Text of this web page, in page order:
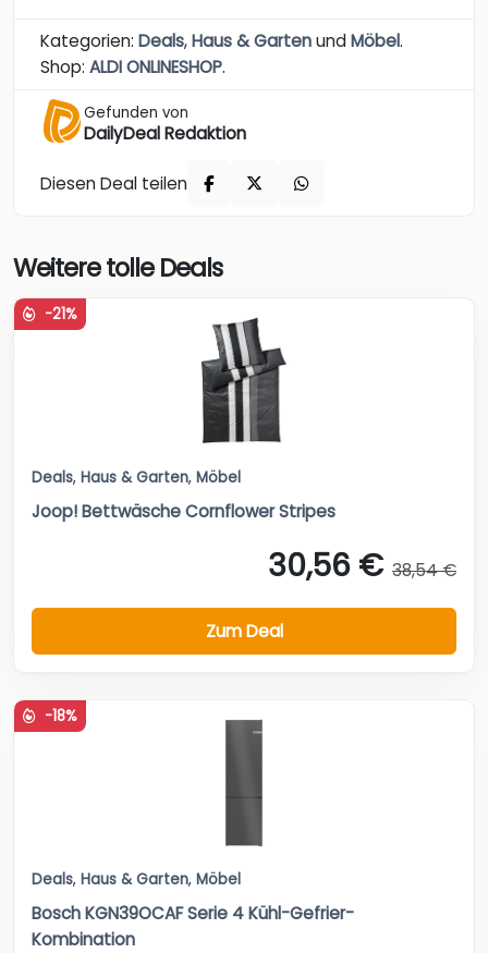
Kategorien: Deals,Haus & GartenundMöbel.
Shop: ALDI ONLINESHOP.
Gefunden von
DailyDeal Redaktion
Diesen Deal teilen
Weitere tolle Deals
-21%
Deals, Haus & Garten, Möbel
Joop! Bettwäsche Cornflower Stripes
30,56 € 38,54 €
Zum Deal
-18%
Deals, Haus & Garten, Möbel
Bosch KGN39OCAF Serie 4 Kühl-Gefrier-
Kombination